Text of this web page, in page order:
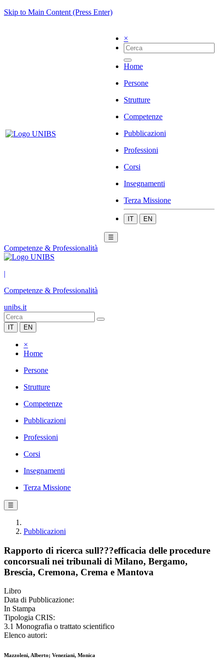
Skip to Main Content (Press Enter)
×
Home
Persone
Strutture
Competenze
Pubblicazioni
Professioni
Corsi
Insegnamenti
Terza Missione
IT EN
☰
Competenze & Professionalità
|
Competenze & Professionalità
unibs.it
IT EN
×
Home
Persone
Strutture
Competenze
Pubblicazioni
Professioni
Corsi
Insegnamenti
Terza Missione
☰
Pubblicazioni
Rapporto di ricerca sull???efficacia delle procedure
concorsuali nei tribunali di Milano, Bergamo,
Brescia, Cremona, Crema e Mantova
Libro
Data di Pubblicazione:
In Stampa
Tipologia CRIS:
3.1 Monografia o trattato scientifico
Elenco autori:
Mazzoleni, Alberto; Veneziani, Monica